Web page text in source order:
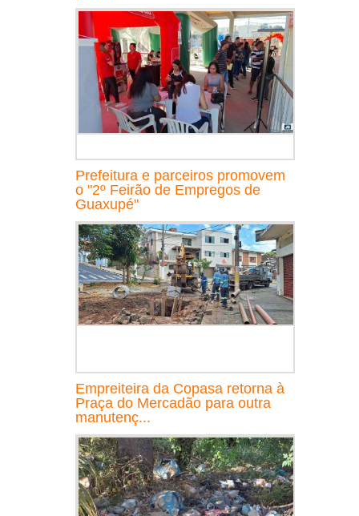
Prefeitura e parceiros promovem
o "2º Feirão de Empregos de
Guaxupé"
Empreiteira da Copasa retorna à
Praça do Mercadão para outra
manutenç...